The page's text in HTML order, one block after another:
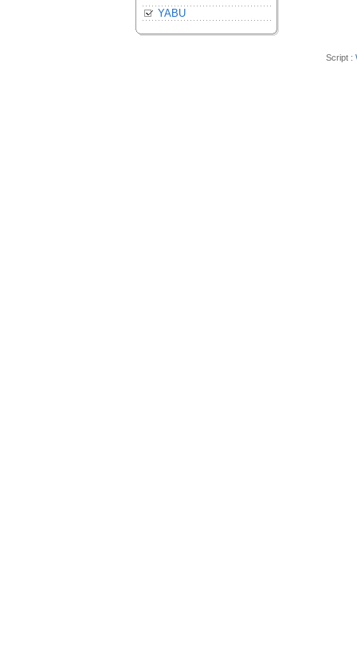
YABU
Script :